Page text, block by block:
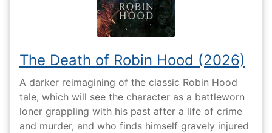
The Death of Robin Hood (2026)
A darker reimagining of the classic Robin Hood
tale, which will see the character as a battleworn
loner grappling with his past after a life of crime
and murder, and who finds himself gravely injured